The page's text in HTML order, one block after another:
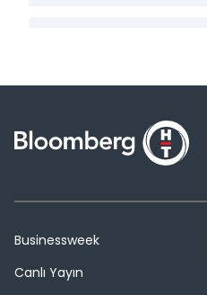
Businessweek
Canlı Yayın